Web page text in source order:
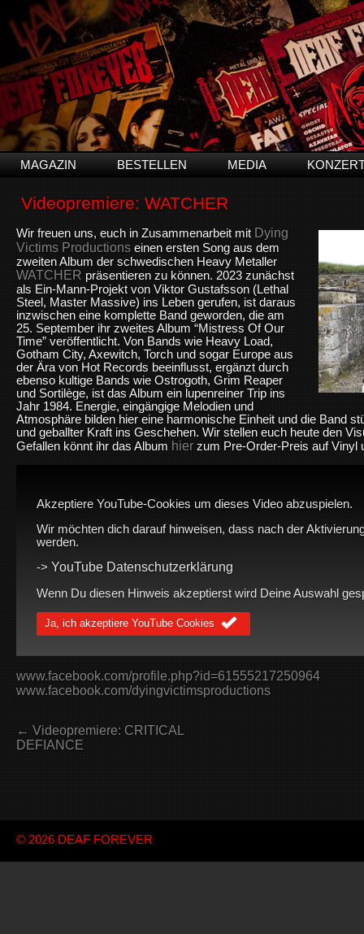
MAGAZIN BESTELLEN MEDIA
Videopremiere: WATCHER
Wir freuen uns, euch in Zusammenarbeit mit Dying
Victims Productions einen ersten Song aus dem
zweiten Album der schwedischen Heavy Metaller
WATCHER präsentieren zu können. 2023 zunächst
als Ein-Mann-Projekt von Viktor Gustafsson (Lethal
Steel, Master Massive) ins Leben gerufen, ist daraus
inzwischen eine komplette Band geworden, die am
25. September ihr zweites Album “Mistress Of Our
Time” veröffentlicht. Von Bands wie Heavy Load,
Gotham City, Axewitch, Torch und sogar Europe aus
der Ära von Hot Records beeinflusst, ergänzt durch
ebenso kultige Bands wie Ostrogoth, Grim Reaper
und Sortilège, ist das Album ein lupenreiner Trip ins
Jahr 1984. Energie, eingängige Melodien und
Atmosphäre bilden hier eine harmonische Einheit und die Band
und geballter Kraft ins Geschehen. Wir stellen euch heute den
Gefallen könnt ihr das Album hier zum Pre-Order-Preis auf Vinyl
Akzeptiere YouTube-Cookies um dieses Video abzuspielen.
Wir möchten dich darauf hinweisen, dass nach der
werden.
-> YouTube Datenschutzerklärung
Wenn Du diesen Hinweis akzeptierst wird Deine Auswahl
Ja, ich akzeptiere YouTube Cookies
www.facebook.com/profile.php?id=61555217250964
www.facebook.com/dyingvictimsproductions
← Videopremiere: CRITICAL
DEFIANCE
© 2026 DEAF FOREVER